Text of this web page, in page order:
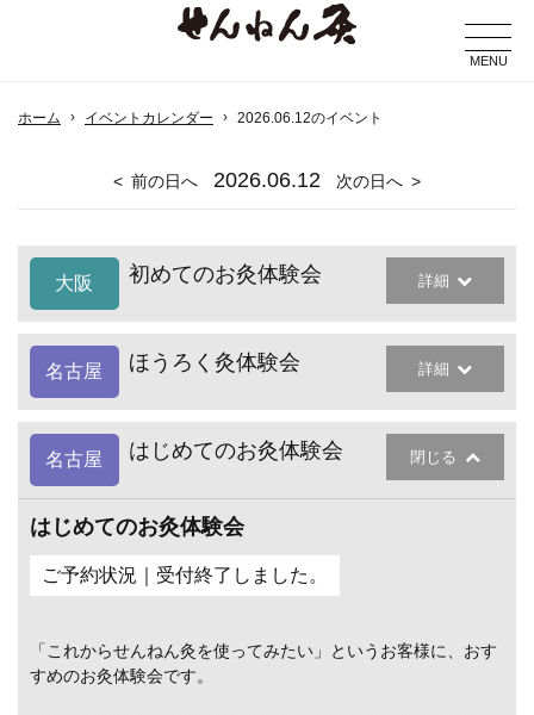
MENU
ホーム イベントカレンダー 2026.06.12のイベント
前の日へ 2026.06.12 次の日へ
大阪 初めてのお灸体験会 詳細
名古屋 ほうろく灸体験会 詳細
名古屋 はじめてのお灸体験会 閉じる
はじめてのお灸体験会
ご予約状況｜受付終了しました。
「これからせんねん灸を使ってみたい」というお客様に、おす
すめのお灸体験会です。